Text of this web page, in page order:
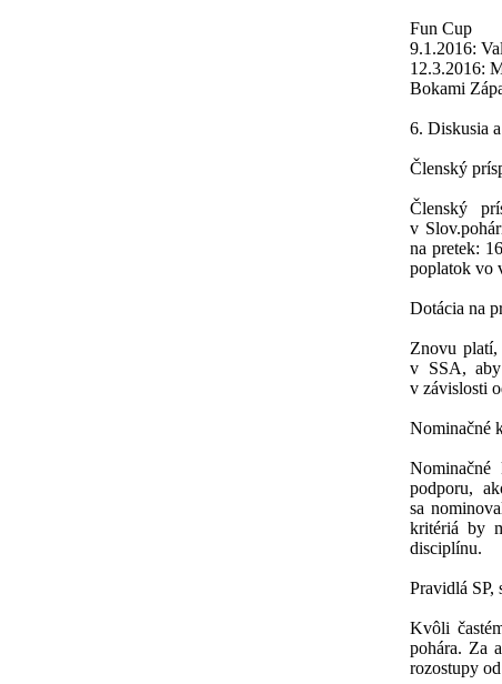
Fun Cup
9.1.2016:
12.3.2016:
Bokami
6. Diskusia
Členský
Členský
v
na pretek:
poplatok vo
Dotácia na
Znovu platí,
v SSA,
v závislosti
Nominačné
podporu,
sa
kritériá by
disciplínu.
Pravidlá SP,
Kvôli
pohára. Za
rozostupy